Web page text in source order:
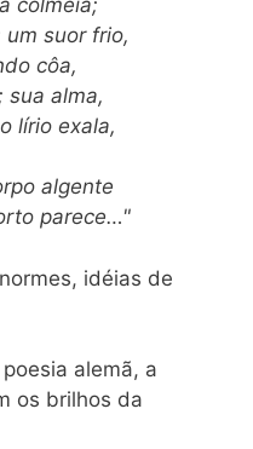
colmeia;
suor frio,
côa,
sua alma,
lírio exala,
algente
parece…"
idéias de
alemã, a
os brilhos da